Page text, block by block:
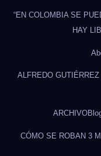
“EN COLOMBIA SE
HAY
ALFREDO
ARCHIVO
CÓMO SE ROBAN 3